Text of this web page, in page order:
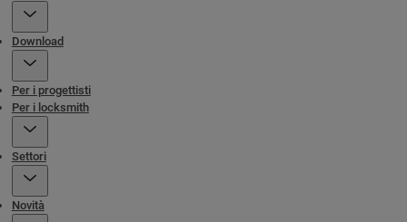
Download
Per i progettisti
Per i locksmith
Settori
Novità